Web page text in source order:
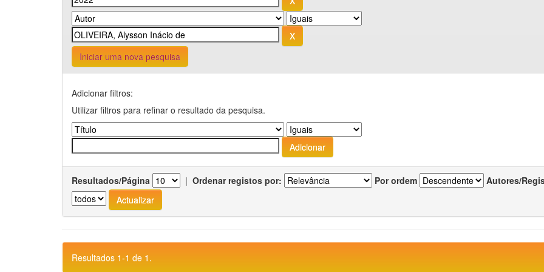
Iniciar uma nova pesquisa
Adicionar filtros:
Utilizar filtros para refinar o resultado da pesquisa.
Resultados/Página | Ordenar registos por: Por ordem Autores/
Resultados 1-1 de 1.